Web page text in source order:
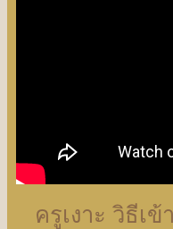
ครูเงาะ วิธีเ